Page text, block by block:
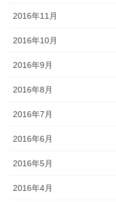
2016年11月
2016年10月
2016年9月
2016年8月
2016年7月
2016年6月
2016年5月
2016年4月